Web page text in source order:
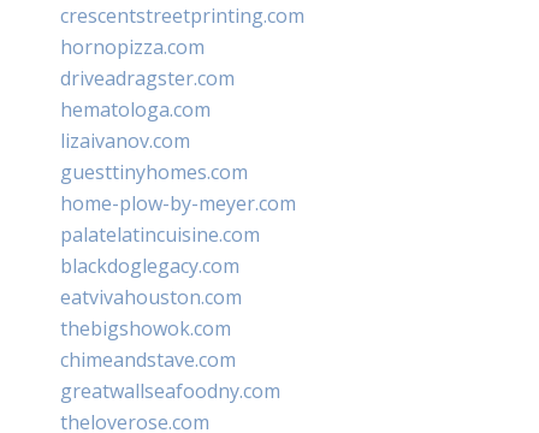
crescentstreetprinting.com
hornopizza.com
driveadragster.com
hematologa.com
lizaivanov.com
guesttinyhomes.com
home-plow-by-meyer.com
palatelatincuisine.com
blackdoglegacy.com
eatvivahouston.com
thebigshowok.com
chimeandstave.com
greatwallseafoodny.com
theloverose.com